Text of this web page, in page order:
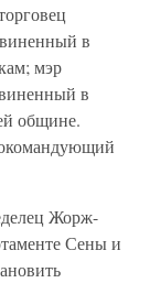
в
мэр
в
общине.
Жорж-
Сены и